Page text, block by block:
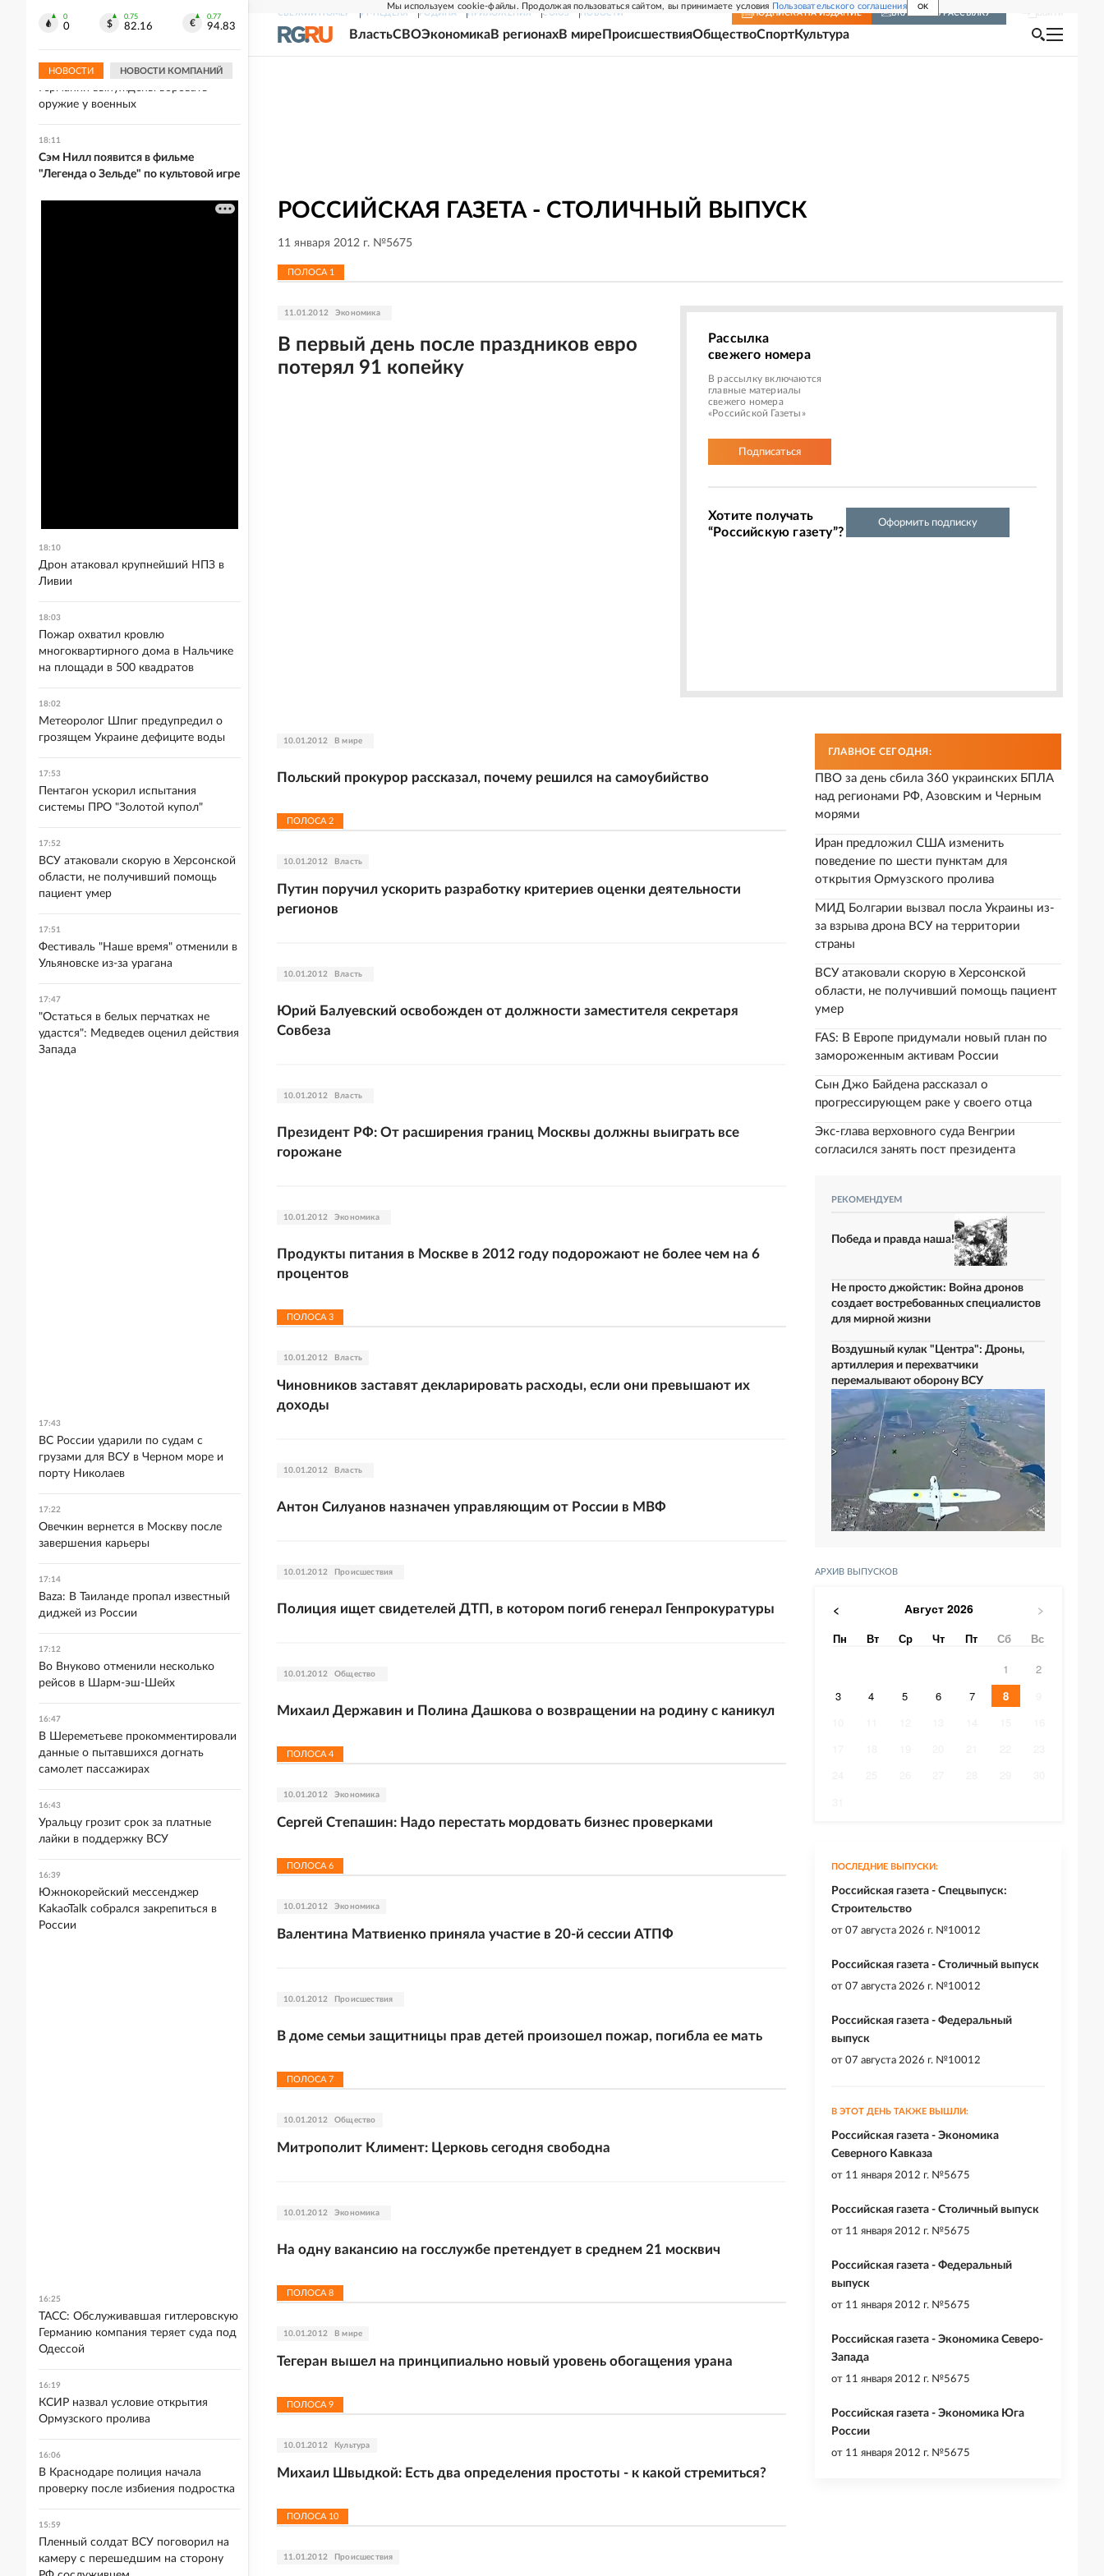
Мы используем cookie-файлы. Продолжая пользоваться сайтом, вы принимаете условия Пользовательского соглашения OK
СВЕЖИЙ НОМЕР РГ-НЕДЕЛЯ РОДИНА ПРИЛОЖЕНИЯ СОЮЗ НОВОСТИ ПОДПИСКА НА ИЗДАНИЕ ВКЛЮЧИТЬ РАССЫЛКУ
ВластьСВОЭкономикаВ регионахВ мире ПроисшествияОбществоСпортКультура
РОССИЙСКАЯ ГАЗЕТА - СТОЛИЧНЫЙ ВЫПУСК
11 января 2012 г. №5675
ПОЛОСА 1
11.01.2012 Экономика
В первый день после праздников евро
потерял 91 копейку
Рассылка
свежего номера
В рассылку включаются
главные материалы
свежего номера
«Российской Газеты»
Подписаться
Хотите получать
“Российскую газету”?
Оформить подписку
10.01.2012 В мире
Польский прокурор рассказал, почему решился на самоубийство
ПОЛОСА 2
10.01.2012 Власть
Путин поручил ускорить разработку критериев оценки деятельности
регионов
10.01.2012 Власть
Юрий Балуевский освобожден от должности заместителя секретаря
Совбеза
10.01.2012 Власть
Президент РФ: От расширения границ Москвы должны выиграть все
горожане
10.01.2012 Экономика
Продукты питания в Москве в 2012 году подорожают не более чем на 6
процентов
ПОЛОСА 3
10.01.2012 Власть
Чиновников заставят декларировать расходы, если они превышают их
доходы
10.01.2012 Власть
Антон Силуанов назначен управляющим от России в МВФ
10.01.2012 Происшествия
Полиция ищет свидетелей ДТП, в котором погиб генерал Генпрокуратуры
10.01.2012 Общество
Михаил Державин и Полина Дашкова о возвращении на родину с каникул
ПОЛОСА 4
10.01.2012 Экономика
Сергей Степашин: Надо перестать мордовать бизнес проверками
ПОЛОСА 6
10.01.2012 Экономика
Валентина Матвиенко приняла участие в 20-й сессии АТПФ
10.01.2012 Происшествия
В доме семьи защитницы прав детей произошел пожар, погибла ее мать
ПОЛОСА 7
10.01.2012 Общество
Митрополит Климент: Церковь сегодня свободна
10.01.2012 Экономика
На одну вакансию на госслужбе претендует в среднем 21 москвич
ПОЛОСА 8
10.01.2012 В мире
Тегеран вышел на принципиально новый уровень обогащения урана
ПОЛОСА 9
10.01.2012 Культура
Михаил Швыдкой: Есть два определения простоты - к какой стремиться?
ПОЛОСА 10
11.01.2012 Происшествия
ГЛАВНОЕ СЕГОДНЯ:
ПВО за день сбила 360 украинских БПЛА
над регионами РФ, Азовским и Черным
морями
Иран предложил США изменить
поведение по шести пунктам для
открытия Ормузского пролива
МИД Болгарии вызвал посла Украины из-
за взрыва дрона ВСУ на территории
страны
ВСУ атаковали скорую в Херсонской
области, не получивший помощь пациент
умер
FAS: В Европе придумали новый план по
замороженным активам России
Сын Джо Байдена рассказал о
прогрессирующем раке у своего отца
Экс-глава верховного суда Венгрии
согласился занять пост президента
РЕКОМЕНДУЕМ
Победа и правда наша!
Не просто джойстик: Война дронов
создает востребованных специалистов
для мирной жизни
Воздушный кулак "Центра": Дроны,
артиллерия и перехватчики
перемалывают оборону ВСУ
АРХИВ ВЫПУСКОВ
< Август 2026 >
Пн Вт Ср Чт Пт Сб
Вс
1
2
3
4 5 6 7 8
ПОСЛЕДНИЕ ВЫПУСКИ:
Российская газета - Спецвыпуск:
Строительство
от 07 августа 2026 г. №10012
Российская газета - Столичный выпуск
от 07 августа 2026 г. №10012
Российская газета - Федеральный
выпуск
от 07 августа 2026 г. №10012
В ЭТОТ ДЕНЬ ТАКЖЕ ВЫШЛИ:
Российская газета - Экономика
Северного Кавказа
от 11 января 2012 г. №5675
Российская газета - Столичный выпуск
от 11 января 2012 г. №5675
Российская газета - Федеральный
выпуск
от 11 января 2012 г. №5675
Российская газета - Экономика Северо-
Запада
от 11 января 2012 г. №5675
Российская газета - Экономика Юга
России
от 11 января 2012 г. №5675
0
0
0.75
82.16
0.77
94.83
НОВОСТИ НОВОСТИ КОМПАНИЙ
теплая погода
Эрнст рассказал, что резервисты ВС
Германии вынуждены воровать
оружие у военных
18:11
Сэм Нилл появится в фильме
"Легенда о Зельде" по культовой игре
18:10
Дрон атаковал крупнейший НПЗ в
Ливии
18:03
Пожар охватил кровлю
многоквартирного дома в Нальчике
на площади в 500 квадратов
18:02
Метеоролог Шпиг предупредил о
грозящем Украине дефиците воды
17:53
Пентагон ускорил испытания
системы ПРО "Золотой купол"
17:52
ВСУ атаковали скорую в Херсонской
области, не получивший помощь
пациент умер
17:51
Фестиваль "Наше время" отменили в
Ульяновске из-за урагана
17:47
"Остаться в белых перчатках не
удастся": Медведев оценил действия
Запада
17:43
ВС России ударили по судам с
грузами для ВСУ в Черном море и
порту Николаев
17:22
Овечкин вернется в Москву после
завершения карьеры
17:14
Baza: В Таиланде пропал известный
диджей из России
17:12
Во Внуково отменили несколько
рейсов в Шарм-эш-Шейх
16:47
В Шереметьеве прокомментировали
данные о пытавшихся догнать
самолет пассажирах
16:43
Уральцу грозит срок за платные
лайки в поддержку ВСУ
16:39
Южнокорейский мессенджер
KakaoTalk собрался закрепиться в
России
16:25
ТАСС: Обслуживавшая гитлеровскую
Германию компания теряет суда под
Одессой
16:19
КСИР назвал условие открытия
Ормузского пролива
16:06
В Краснодаре полиция начала
проверку после избиения подростка
15:59
Пленный солдат ВСУ поговорил на
камеру с перешедшим на сторону